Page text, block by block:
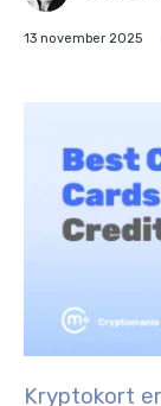
13 november 2025
Kryptokort